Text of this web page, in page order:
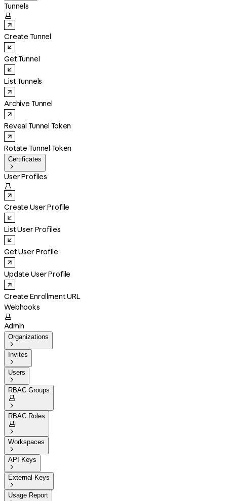
Tunnels

Create Tunnel
Get Tunnel
List Tunnels
Archive Tunnel
Reveal Tunnel Token
Rotate Tunnel Token
Certificates

User Profiles

Create User Profile
List User Profiles
Get User Profile
Update User Profile
Create Enrollment URL
Webhooks

Admin
Organizations

Invites

Users

RBAC Groups


RBAC Roles


Workspaces

API Keys

External Keys

Usage Report